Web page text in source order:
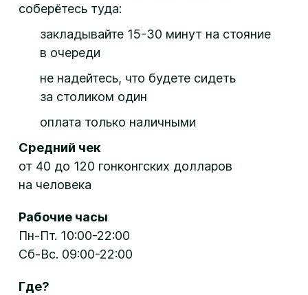
соберётесь туда:
закладывайте 15-30 минут на стояние
в очереди
не надейтесь, что будете сидеть
за столиком один
оплата только наличными
Средний чек
от 40 до 120 гонконгских долларов
на человека
Рабочие часы
Пн-Пт. 10:00-22:00
Сб-Вс. 09:00-22:00
Где?